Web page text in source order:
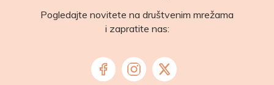
Pogledajte novitete na društvenim mrežama
i zapratite nas: